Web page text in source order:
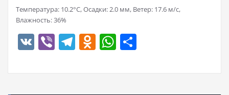
Температура: 10.2°C, Осадки: 2.0 мм, Ветер: 17.6 м/с,
Влажность: 36%
VK ViberTelegram
Odnoklassniki
WhatsApp